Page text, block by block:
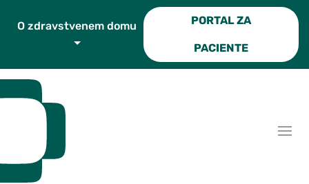
PORTAL ZA
PACIENTE